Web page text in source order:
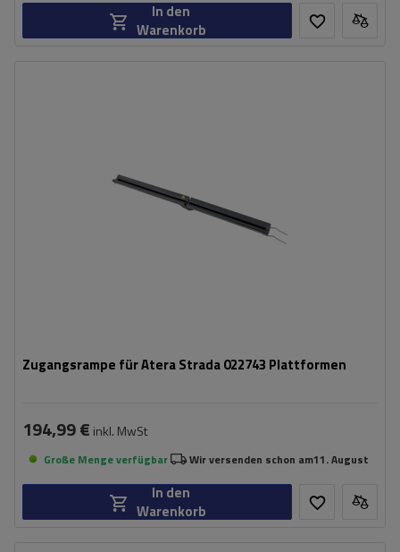
In den
Warenkorb
Zugangsrampe für Atera Strada 022743 Plattformen
194,99 € inkl. MwSt
Große Menge verfügbar Wir versenden schon am11. August
In den
Warenkorb